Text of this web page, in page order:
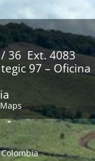
36 Ext. 4083
97 – Oficina